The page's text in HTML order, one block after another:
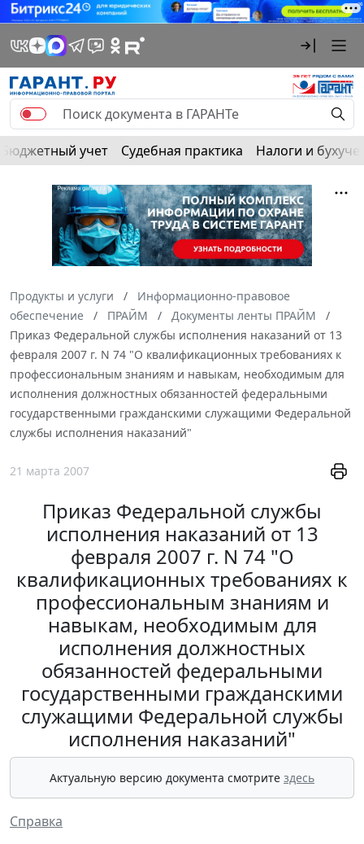
Бюджетный учет Судебная практика Налоги и
Продукты и услуги
Информационно-правовое
обеспечение
ПРАЙМ
Документы ленты ПРАЙМ
Приказ Федеральной службы исполнения наказаний от 13
февраля 2007 г. N 74 "О квалификационных требованиях к
профессиональным знаниям и навыкам, необходимым для
исполнения должностных обязанностей федеральными
государственными гражданскими служащими Федеральной
службы исполнения наказаний"
21 марта 2007
Приказ Федеральной службы
исполнения наказаний от 13
февраля 2007 г. N 74 "О
квалификационных требованиях к
профессиональным знаниям и
навыкам, необходимым для
исполнения должностных
обязанностей федеральными
государственными гражданскими
служащими Федеральной службы
исполнения наказаний"
Актуальную версию документа смотрите здесь
Справка